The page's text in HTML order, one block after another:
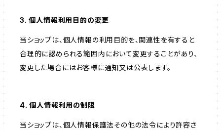
3. 個人情報利用目的の変更
当ショップは、個人情報の利用目的を、関連性を有すると
合理的に認められる範囲内において変更することがあり、
変更した場合にはお客様に通知又は公表します。
4. 個人情報利用の制限
当ショップは、個人情報保護法その他の法令により許容さ